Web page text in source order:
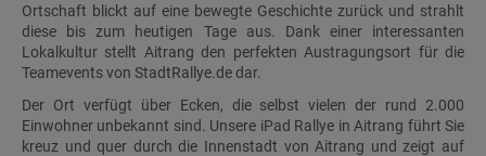
Ortschaft blickt auf eine bewegte Geschichte zurück und strahlt
diese bis zum heutigen Tage aus. Dank einer interessanten
Lokalkultur stellt Aitrang den perfekten Austragungsort für die
Teamevents von StadtRallye.de dar.
Der Ort verfügt über Ecken, die selbst vielen der rund 2.000
Einwohner unbekannt sind. Unsere iPad Rallye in Aitrang führt Sie
kreuz und quer durch die Innenstadt von Aitrang und zeigt auf